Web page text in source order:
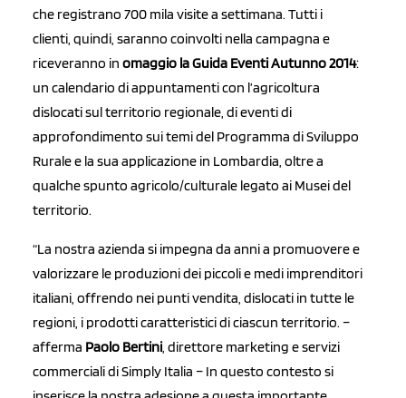
che registrano 700 mila visite a settimana. Tutti i
clienti, quindi, saranno coinvolti nella campagna e
riceveranno in omaggio la Guida Eventi Autunno 2014:
un calendario di appuntamenti con l’agricoltura
dislocati sul territorio regionale, di eventi di
approfondimento sui temi del Programma di Sviluppo
Rurale e la sua applicazione in Lombardia, oltre a
qualche spunto agricolo/culturale legato ai Musei del
territorio.
“La nostra azienda si impegna da anni a promuovere e
valorizzare le produzioni dei piccoli e medi imprenditori
italiani, offrendo nei punti vendita, dislocati in tutte le
regioni, i prodotti caratteristici di ciascun territorio. –
afferma Paolo Bertini, direttore marketing e servizi
commerciali di Simply Italia – In questo contesto si